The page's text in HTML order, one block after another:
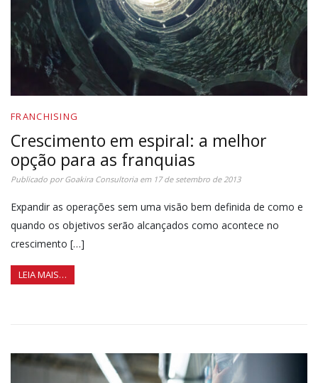
FRANCHISING
Crescimento em espiral: a melhor
opção para as franquias
Publicado porGoakira Consultoriaem 17 de setembro de 2013
Expandir as operações sem uma visão bem definida de como e
quando os objetivos serão alcançados como acontece no
crescimento […]
LEIA MAIS…